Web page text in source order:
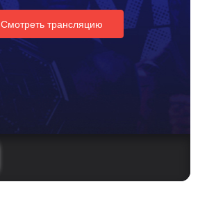
Смотреть трансляцию